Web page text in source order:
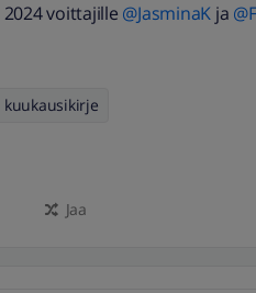
voittajille @JasminaK ja ​
kuukausikirje
Jaa